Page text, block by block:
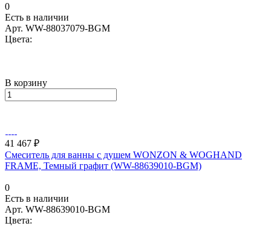
0
Есть в наличии
Арт. WW-88037079-BGM
Цвета:
В корзину
41 467 ₽
Смеситель для ванны с душем WONZON & WOGHAND
FRAME, Темный графит (WW-88639010-BGM)
0
Есть в наличии
Арт. WW-88639010-BGM
Цвета: